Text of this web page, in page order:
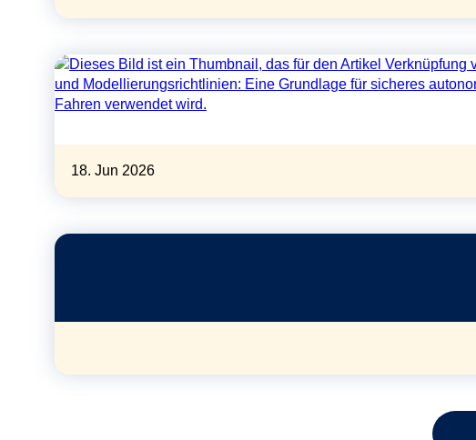
18. Jun 2026